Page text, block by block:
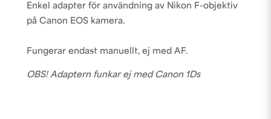
Enkel adapter för användning av Nikon F-objektiv
på Canon EOS kamera.
Fungerar endast manuellt, ej med AF.
OBS! Adaptern funkar ej med Canon 1Ds